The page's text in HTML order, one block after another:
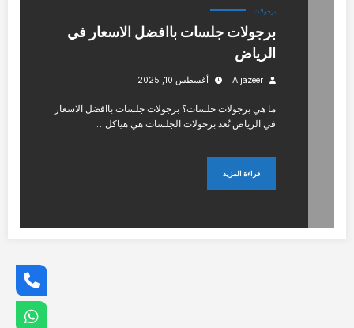
برجولات
برجولات جلسات باافضل الاسعار في
الرياض
Aljazeer أغسطس 10, 2025
ما هي برجولات جلسات؟ برجولات جلسات باافضل الاسعار
في الرياض تُعد برجولات الجلسات هي هياكل…
قراءة المزيد